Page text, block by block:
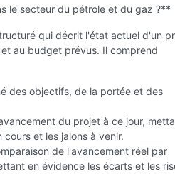
le secteur du pétrole et du gaz ?**
qui décrit l'état actuel d'un
au budget prévus. Il comprend
des objectifs, de la portée et des
du projet à ce jour,
et les jalons à venir.
de l'avancement réel par
en évidence les écarts et les